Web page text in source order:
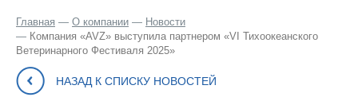
Главная О компании
Новости
Компания «AVZ» выступила партнером «VI Тихоокеанского
Ветеринарного Фестиваля 2025»
НАЗАД К СПИСКУ НОВОСТЕЙ